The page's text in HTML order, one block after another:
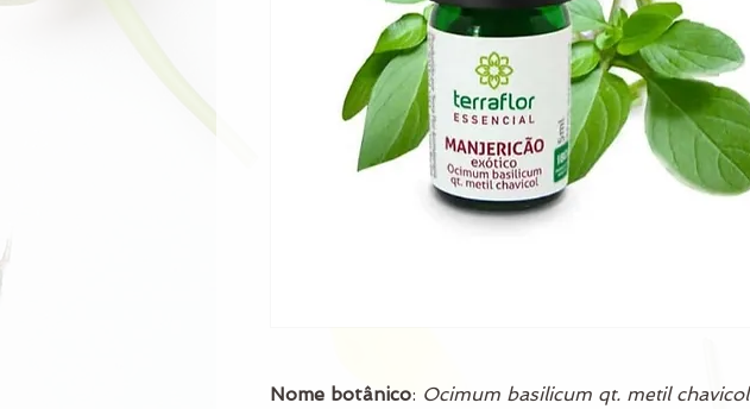
Nome botânico: Ocimum basilicum qt. metil chavicol